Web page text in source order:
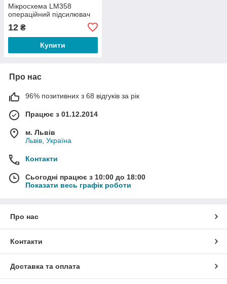
Мікросхема LM358
операційний підсилювач
12 ₴
Купити
Про нас
96% позитивних з 68 відгуків за рік
Працює з 01.12.2014
м. Львів
Львів, Україна
Контакти
Сьогодні працює з 10:00 до 18:00
Показати весь графік роботи
Про нас
Контакти
Доставка та оплата